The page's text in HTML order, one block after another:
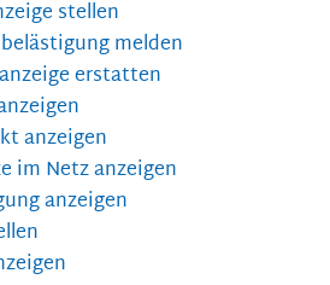
stellen
melden
erstatten
anzeigen
im Netz anzeigen
anzeigen